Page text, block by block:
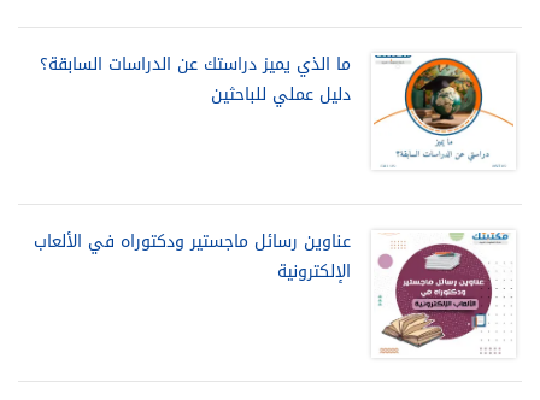
ما الذي يميز دراستك عن الدراسات السابقة؟
دليل عملي للباحثين
عناوين رسائل ماجستير ودكتوراه في الألعاب
الإلكترونية